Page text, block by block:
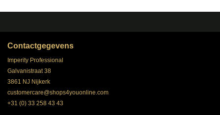
Contactgegevens
Imperity Professional
Galvanistraat 38
3861 NJ Nijkerk
customercare@shops4youonline.com
+31 (0) 33 258 43 43